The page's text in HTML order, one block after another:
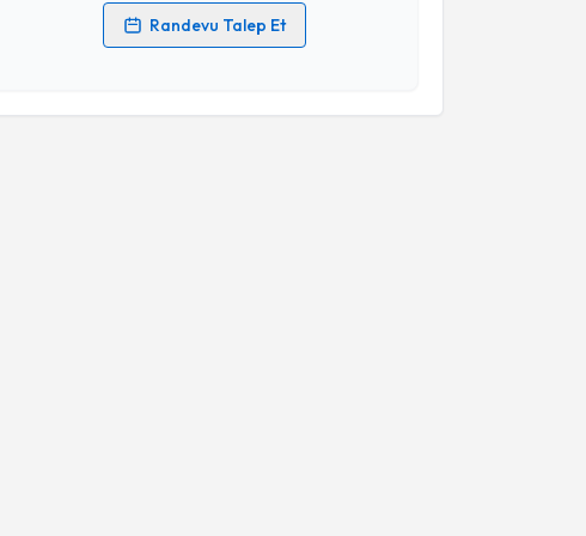
Randevu Talep Et
Kişisel verilerimin işlenmesine ilişkinAydınlatma Metni